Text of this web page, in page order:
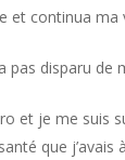
et continua ma
pas disparu de
et je me suis
que j’avais